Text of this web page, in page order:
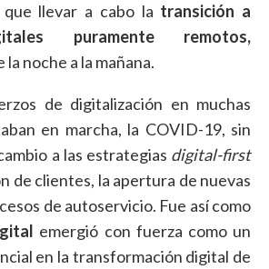
llevar a cabo la transición a
puramente remotos,
noche a la mañana.
de digitalización en muchas
en marcha, la COVID-19, sin
a las estrategias digital-first
de clientes, la apertura de nuevas
de autoservicio. Fue así como
emergió con fuerza como un
en la transformación digital de